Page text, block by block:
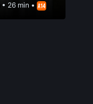
• 26 min •